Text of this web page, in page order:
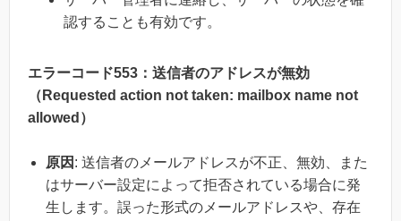
認することも有効です。
エラーコード553：送信者のアドレスが無効
（Requested action not taken: mailbox name not
allowed）
原因 : 送信者のメールアドレスが不正、無効、また
はサーバー設定によって拒否されている場合に発
生します。誤った形式のメールアドレスや、存在